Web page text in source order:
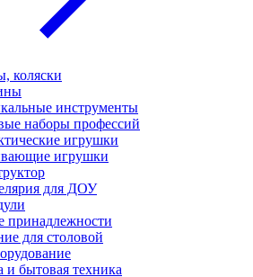
коляски
инструменты
наборы профессий
игрушки
игрушки
для ДОУ
принадлежности
для столовой
и бытовая техника